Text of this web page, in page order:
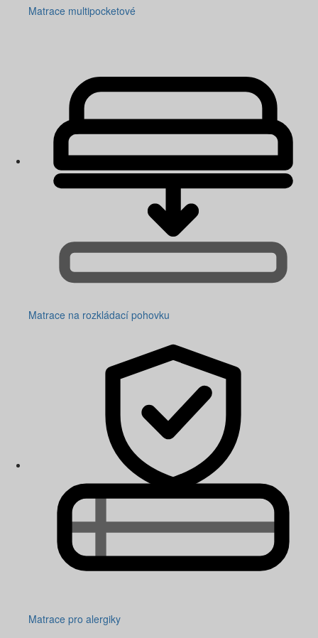
Matrace multipocketové
Matrace na rozkládací pohovku
Matrace pro alergiky